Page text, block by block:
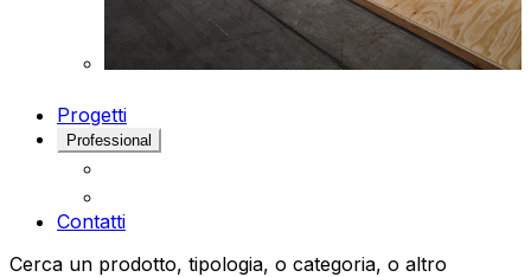
Progetti
Professional
Contatti
Cerca un prodotto, tipologia, o categoria, o altro